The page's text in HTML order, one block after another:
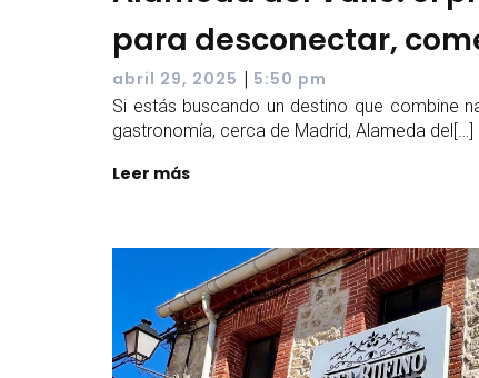
para desconectar,
abril 29, 2025 | 5:50 pm
Si estás buscando un destino que combine
gastronomía, cerca de Madrid, Alameda del[…]
Leer más